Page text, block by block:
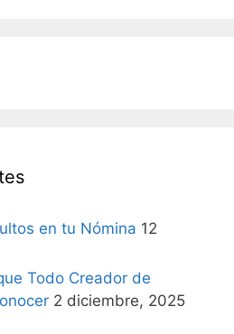
en tu Nómina 12
Todo Creador de
2 diciembre, 2025